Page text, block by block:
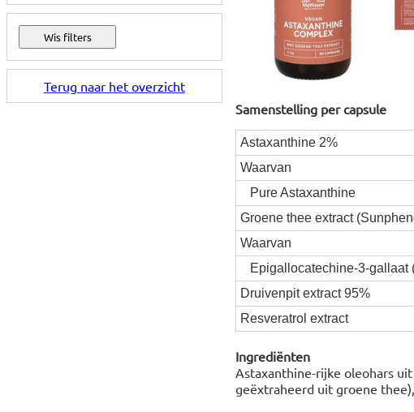
Terug naar het overzicht
Samenstelling per capsule
Astaxanthine 2%
Waarvan
Pure Astaxanthine
Groene thee extract
Waarvan
Epigallocatechine-3-gallaat
Druivenpit extract 95%
Resveratrol extract
Ingrediënten
Astaxanthine-rijke oleohars
geëxtraheerd uit groene